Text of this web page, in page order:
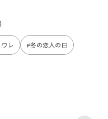
レ #冬の恋人の日